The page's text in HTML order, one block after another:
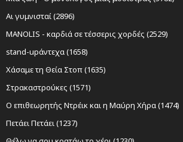
Αι γυμνισταί (2896)
MANOLIS - καρδιά σε τέσσερις χορδές (2529)
stand-upάντεχα (1658)
Χάσαμε τη Θεία Στοπ (1635)
Στρακαστρούκες (1571)
Ο επιθεωρητής Ντρέικ και η Μαύρη Χήρα (1474)
Πετάει Πετάει (1237)